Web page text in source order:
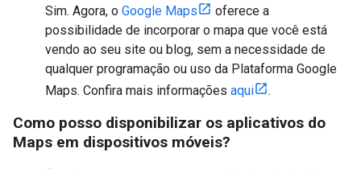
Sim. Agora, o Google Maps
oferece a
possibilidade de incorporar o mapa que você está
vendo ao seu site ou blog, sem a necessidade de
qualquer programação ou uso da Plataforma Google
Maps. Confira mais informações aqui .
Como posso disponibilizar os aplicativos do
Maps em dispositivos móveis?